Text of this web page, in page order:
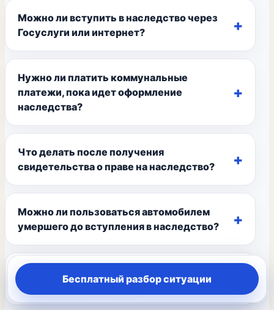
Можно ли вступить в наследство через
Госуслуги или интернет?
Нужно ли платить коммунальные
платежи, пока идет оформление
наследства?
Что делать после получения
свидетельства о праве на наследство?
Можно ли пользоваться автомобилем
умершего до вступления в наследство?
Имеет ли право на наследство сожитель
или гражданский супруг?
Бесплатный разбор ситуации